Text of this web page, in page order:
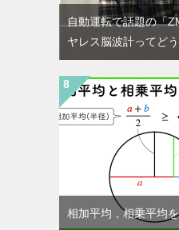
自動運転で話題の「
ヤレス脳波計ってど
相加平均，相乗平均